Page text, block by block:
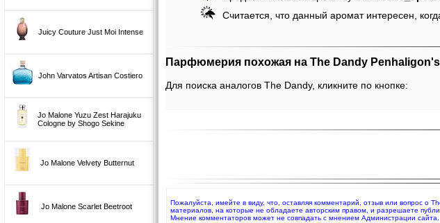
Juicy Couture Just Moi Intense
John Varvatos Artisan Costiero
Jo Malone Yuzu Zest Harajuku
Cologne by Shogo Sekine
Jo Malone Velvety Butternut
Jo Malone Scarlet Beetroot
Считается, что данный аромат интересен,
Парфюмерия похожая на The Dandy Penhaligon's
Для поиска аналогов The Dandy, кликните по кнопке:
Пожалуйста, имейте в виду, что, оставляя комментарий, отзыв или вопрос о
материалов, на которые не обладаете авторским правом, и разрешаете
Мнение комментаторов может не совпадать с мнением Администрации сайта.